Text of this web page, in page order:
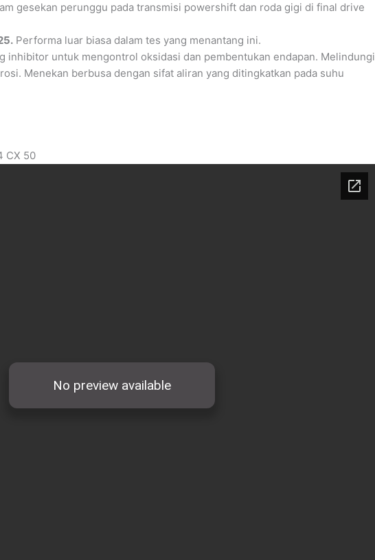
gesekan perunggu pada transmisi powershift dan roda gigi di final drive
Performa luar biasa dalam tes yang menantang ini.
inhibitor untuk mengontrol oksidasi dan pembentukan endapan. Melindungi
Menekan berbusa dengan sifat aliran yang ditingkatkan pada suhu
CX 50